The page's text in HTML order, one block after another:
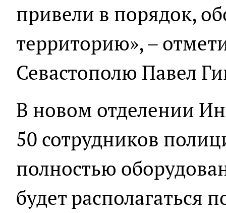
привели в порядок,
территорию», –
Севастополю Павел
В новом отделении
50 сотрудников
полностью
будет располагаться